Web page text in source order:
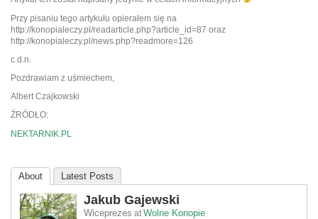
Przy pisaniu tego artykułu opierałem się na
http://konopialeczy.pl/readarticle.php?article_id=87 oraz
http://konopialeczy.pl/news.php?readmore=126
c.d.n.
Pozdrawiam z uśmiechem,
Albert Czajkowski
ŹRÓDŁO:
NEKTARNIK.PL
About Latest Posts
Jakub Gajewski
Wiceprezes at Wolne Konopie